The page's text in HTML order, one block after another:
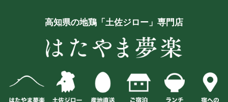
高知県の地鶏「土佐ジロー」専門店